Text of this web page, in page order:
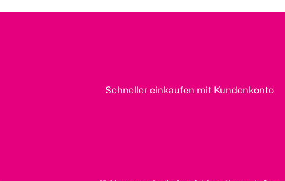
Schneller einkaufen mit Kundenkonto